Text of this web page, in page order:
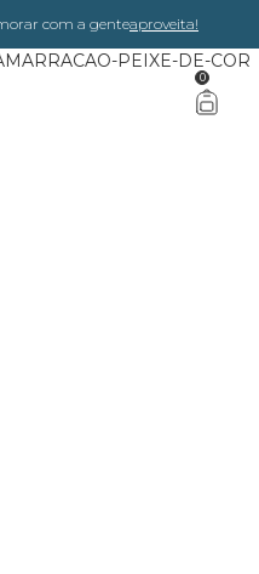
com a genteaproveita!
0